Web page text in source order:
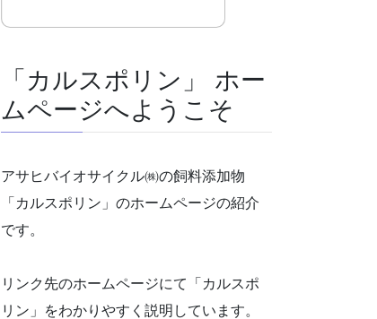
「カルスポリン」 ホー
ムページへようこそ
アサヒバイオサイクル㈱の飼料添加物
「カルスポリン」のホームページの紹介
です。
リンク先のホームページにて「カルスポ
リン」をわかりやすく説明しています。